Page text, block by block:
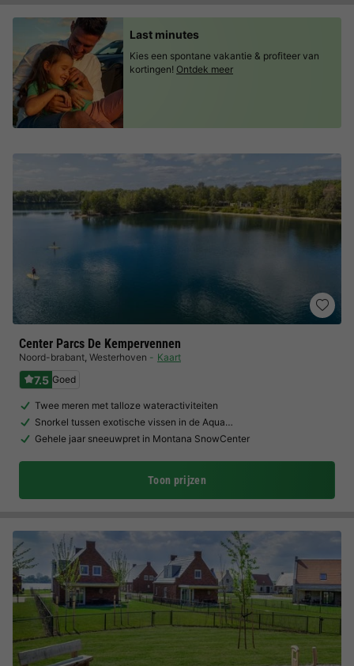
Center Parcs De Kempervennen
Noord-brabant, Westerhoven Kaart
7.5 Goed
Twee meren met talloze wateractiviteiten
Snorkel tussen exotische vissen in de Aqua…
Gehele jaar sneeuwpret in Montana SnowCenter
Toon prijzen
Last minutes
Kies een spontane vakantie & profiteer van
kortingen! Ontdek meer